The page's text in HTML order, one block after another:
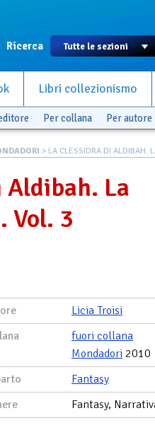
Ricerca
Libri collezionismo
Per collana Per autore
> LA CLESSIDRA DI ALDIBAH.
Aldibah. La
Vol. 3
Licia Troisi
fuori collana
Mondadori 2010
Fantasy
Fantasy,